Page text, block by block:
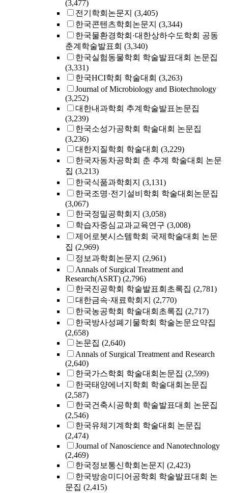
(3,477)
전기학회논문지 (3,405)
한국콘텐츠학회논문지 (3,344)
한국물환경학회·대한상하수도학회 공동
춘계학술발표회 (3,340)
한국실험동물학회 학술발표대회 논문집
(3,331)
한국HCI학회 학술대회 (3,263)
Journal of Microbiology and Biotechnology
(3,252)
대한내과학회 추계학술발표논문집
(3,239)
한국소성가공학회 학술대회 논문집
(3,236)
대한지질학회 학술대회 (3,229)
한국자동차공학회 춘 추계 학술대회 논문
집 (3,213)
한국식품과학회지 (3,131)
한국조명·전기설비학회 학술대회논문집
(3,067)
한국정밀공학회지 (3,058)
학습자중심교과교육연구 (3,008)
제어로봇시스템학회 국제학술대회 논문
집 (2,969)
정보과학회논문지 (2,961)
Annals of Surgical Treatment and
Research(ASRT) (2,796)
한국진공학회 학술발표회초록집 (2,781)
대한금속·재료학회지 (2,770)
한국농공학회 학술대회초록집 (2,717)
한국방사성폐기물학회 학술논문요약집
(2,658)
논문집 (2,640)
Annals of Surgical Treatment and Research
(2,640)
한국가스학회 학술대회논문집 (2,599)
한국태양에너지학회 학술대회논문집
(2,587)
한국건축시공학회 학술발표대회 논문집
(2,546)
한국유체기계학회 학술대회 논문집
(2,474)
Journal of Nanoscience and Nanotechnology
(2,469)
한국정보통신학회논문지 (2,423)
한국방송미디어공학회 학술발표대회 논
문집 (2,415)